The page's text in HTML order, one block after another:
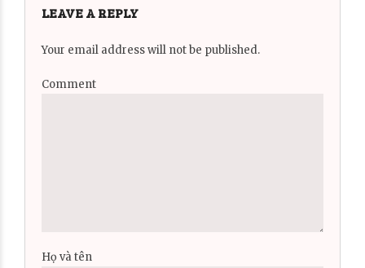
LEAVE A REPLY
Your email address will not be published.
Comment
Họ và tên